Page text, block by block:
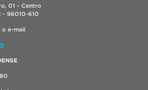
01 - Centro
- 96010-610
o e-mail